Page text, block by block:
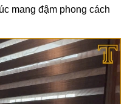
mang đậm phong cách